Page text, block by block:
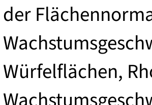
der
Würfelflächen,